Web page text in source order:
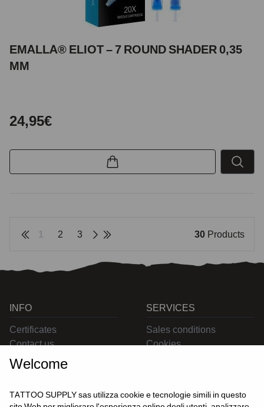
EMALLA® ELIOT – 7 ROUND SHADER 0,35
MM
24,95€
1 2 3 30 Products
INFO
Certificates
Contact us
SERVICES
Sales conditions
Cookies
Welcome
TATTOO SUPPLY sas utilizza cookie e tecnologie simili in questo